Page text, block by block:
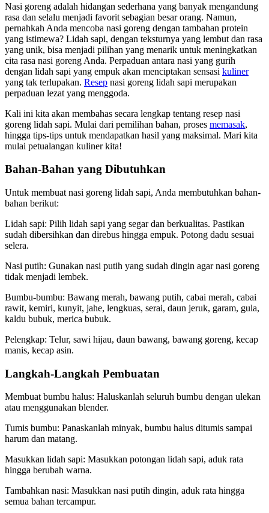
Nasi goreng adalah hidangan sederhana yang banyak mengandung
rasa dan selalu menjadi favorit sebagian besar orang. Namun,
pernahkah Anda mencoba nasi goreng dengan tambahan protein
yang istimewa? Lidah sapi, dengan teksturnya yang lembut dan rasa
yang unik, bisa menjadi pilihan yang menarik untuk meningkatkan
cita rasa nasi goreng Anda. Perpaduan antara nasi yang gurih
dengan lidah sapi yang empuk akan menciptakan sensasi kuliner
yang tak terlupakan. Resep nasi goreng lidah sapi merupakan
perpaduan lezat yang menggoda.
Kali ini kita akan membahas secara lengkap tentang resep nasi
goreng lidah sapi. Mulai dari pemilihan bahan, proses memasak,
hingga tips-tips untuk mendapatkan hasil yang maksimal. Mari kita
mulai petualangan kuliner kita!
Bahan-Bahan yang Dibutuhkan
Untuk membuat nasi goreng lidah sapi, Anda membutuhkan bahan-
bahan berikut:
Lidah sapi: Pilih lidah sapi yang segar dan berkualitas. Pastikan
sudah dibersihkan dan direbus hingga empuk. Potong dadu sesuai
selera.
Nasi putih: Gunakan nasi putih yang sudah dingin agar nasi goreng
tidak menjadi lembek.
Bumbu-bumbu: Bawang merah, bawang putih, cabai merah, cabai
rawit, kemiri, kunyit, jahe, lengkuas, serai, daun jeruk, garam, gula,
kaldu bubuk, merica bubuk.
Pelengkap: Telur, sawi hijau, daun bawang, bawang goreng, kecap
manis, kecap asin.
Langkah-Langkah Pembuatan
Membuat bumbu halus: Haluskanlah seluruh bumbu dengan ulekan
atau menggunakan blender.
Tumis bumbu: Panaskanlah minyak, bumbu halus ditumis sampai
harum dan matang.
Masukkan lidah sapi: Masukkan potongan lidah sapi, aduk rata
hingga berubah warna.
Tambahkan nasi: Masukkan nasi putih dingin, aduk rata hingga
semua bahan tercampur.